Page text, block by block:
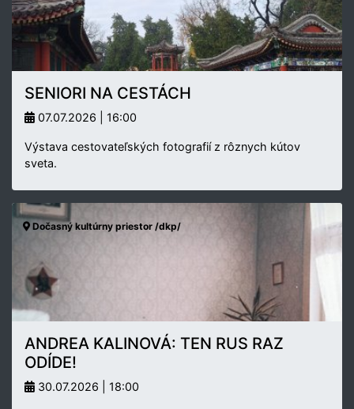
SENIORI NA CESTÁCH
07.07.2026 | 16:00
Výstava cestovateľských fotografií z rôznych kútov
sveta.
Dočasný kultúrny priestor /dkp/
ANDREA KALINOVÁ: TEN RUS RAZ
ODÍDE!
30.07.2026 | 18:00